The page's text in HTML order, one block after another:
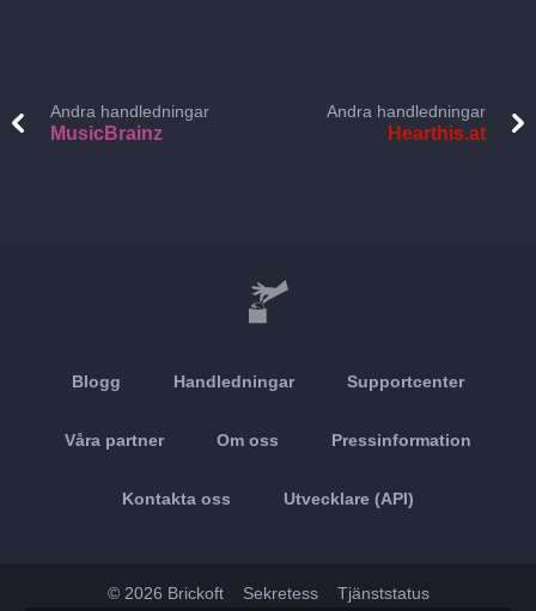
Andra handledningar
MusicBrainz
Andra handledningar
Hearthis.at
Blogg Handledningar Supportcenter
Våra partner Om oss Pressinformation
Kontakta oss Utvecklare (API)
© 2026 Brickoft Sekretess Tjänststatus